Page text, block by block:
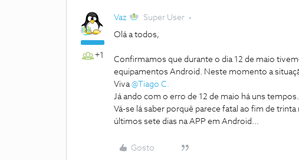
+1
Vaz Super User
Olá a todos,
Confirmamos que durante o dia 12 de maio
equipamentos Android. Neste momento a
Viva@Tiago C.
Já ando com o erro de 12 de maio há uns
Vá-se lá saber porquê parece fatal ao fim de
últimos sete dias na APP em Android...
Gosto